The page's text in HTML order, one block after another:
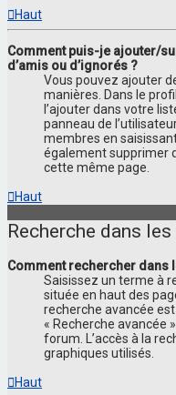
Haut
Comment puis-je ajouter/
d’amis ou d’ignorés ?
Vous pouvez ajouter
manières. Dans le
l’ajouter dans votre
panneau de
membres en
également supprimer
cette même page.
Haut
Recherche dans
Comment rechercher dans
Saisissez un terme à
située en haut des
recherche avancée
« Recherche avancée
forum. L’accès à la
graphiques utilisés.
Haut